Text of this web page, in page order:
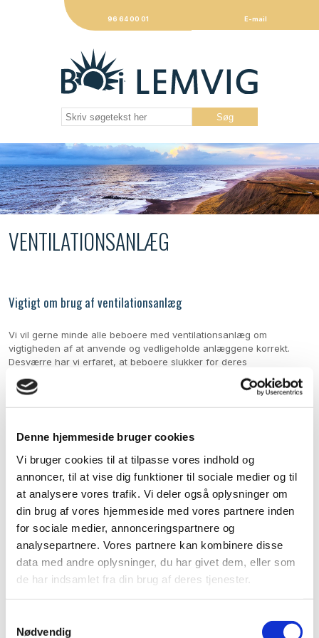
Denne hjemmeside bruger cookies
Vi bruger cookies til at tilpasse vores indhold og
annoncer, til at vise dig funktioner til sociale medier og til
at analysere vores trafik. Vi deler også oplysninger om
din brug af vores hjemmeside med vores partnere inden
for sociale medier, annonceringspartnere og
analysepartnere. Vores partnere kan kombinere disse
data med andre oplysninger, du har givet dem, eller som
de har indsamlet fra din brug af deres tjenester.
Nødvendig
VENTILATIONSANLÆG
Vigtigt om brug af ventilationsanlæg
Vi vil gerne minde alle beboere med ventilationsanlæg om
vigtigheden af at anvende og vedligeholde anlæggene korrekt.
Desværre har vi erfaret, at beboere slukker for deres
ventilationsanlæg eller stopper ventilationsventilerne til med klude
eller andre materialer.
Ventilationsanlægget spiller en central rolle i at opretholde et sundt
indeklima, og ukorrekt brug kan medføre problemer som fugt,
Vi har forståelse for, at nogle kan have slukket for anlæggene for
at spare på elforbruget. Dog er det vigtigt at bemærke, at et slukket
ventilationsanlæg ofte resulterer i øgede varmeudgifter, da det
forhindrer en effektiv udveksling af varm og kold luft i boligen.
Anlægget er designet til at arbejde energibesparende, så det kan i
sidste ende koste mere at slukke for det.
viceværter, herunder udskiftning af filtre, så de fungerer optimalt
og bidrager til et godt indeklima.
96 64 00 01 E-mail